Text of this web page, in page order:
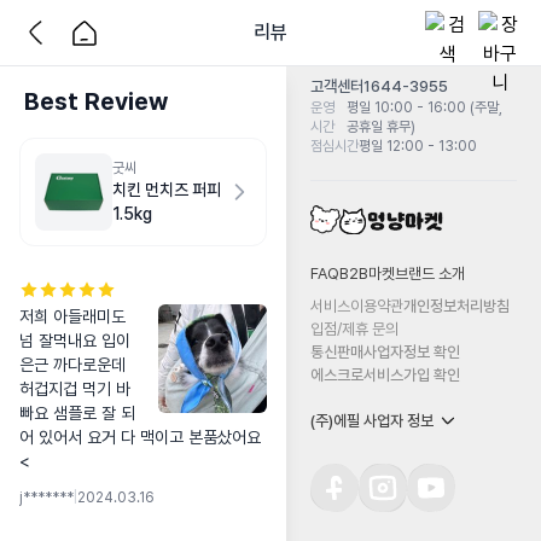
리뷰
Best Review
굿씨
치킨 먼치즈 퍼피
1.5kg
저희 아들래미도
넘 잘먹내요 입이
은근 까다로운데
허겁지겁 먹기 바
빠요 샘플로 잘 되
어 있어서 요거 다 맥이고 본품샀어요
<
j******* 2024.03.16
고객센터1644-3955
운영
시간
평일 10:00 - 16:00 (주말,
공휴일 휴무)
점심시간평일 12:00 - 13:00
FAQB2B마켓 브랜드 소개
서비스이용약관개인정보처리방침
입점/제휴 문의
통신판매사업자정보 확인
에스크로서비스가입 확인
(주)에필 사업자 정보